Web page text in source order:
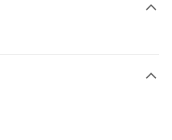
立後會自動跳轉到大哥付的交易
後續交易確認頁面所載為準。
遇審核未通過，訂單將自動取
達大哥付你分期系統評分，恕無
」的支付方式。 讓您購物簡單
儲值。